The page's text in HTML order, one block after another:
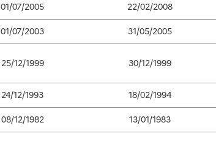
01/07/2005
22/02/2008
01/07/2003 31/05/2005
25/12/1999 30/12/1999
24/12/1993
18/02/1994
08/12/1982 13/01/1983